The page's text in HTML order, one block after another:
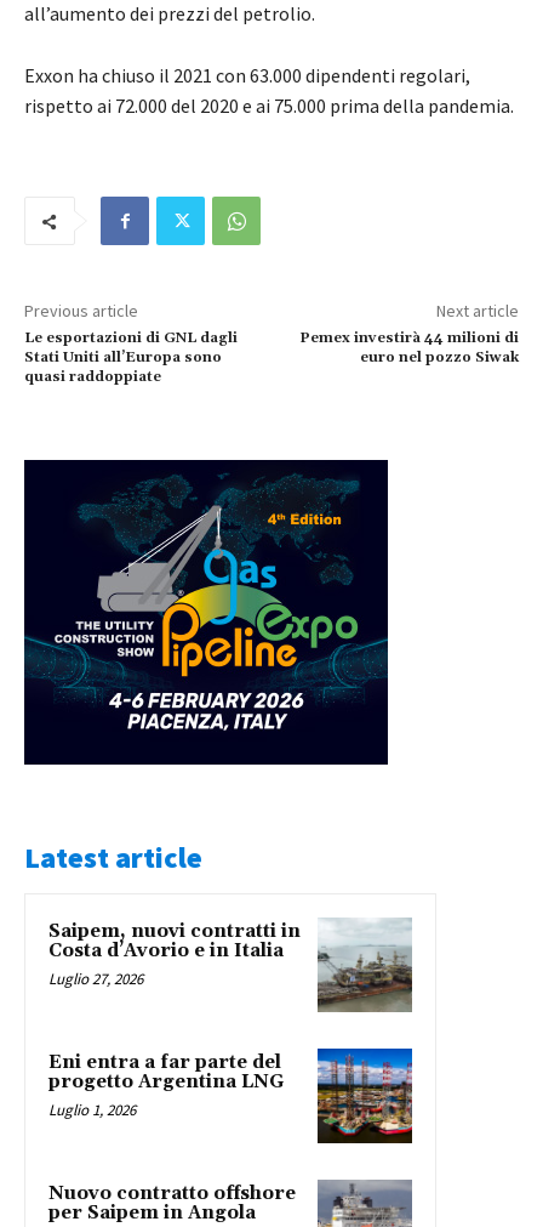
all’aumento dei prezzi del petrolio.
Exxon ha chiuso il 2021 con 63.000 dipendenti regolari,
rispetto ai 72.000 del 2020 e ai 75.000 prima della pandemia.
Previous article
Le esportazioni di GNL dagli
Stati Uniti all’Europa sono
quasi raddoppiate
Next article
Pemex investirà 44 milioni di
euro nel pozzo Siwak
Latest article
Saipem, nuovi contratti in
Costa d’Avorio e in Italia
Luglio 27, 2026
Eni entra a far parte del
progetto Argentina LNG
Luglio 1, 2026
Nuovo contratto offshore
per Saipem in Angola